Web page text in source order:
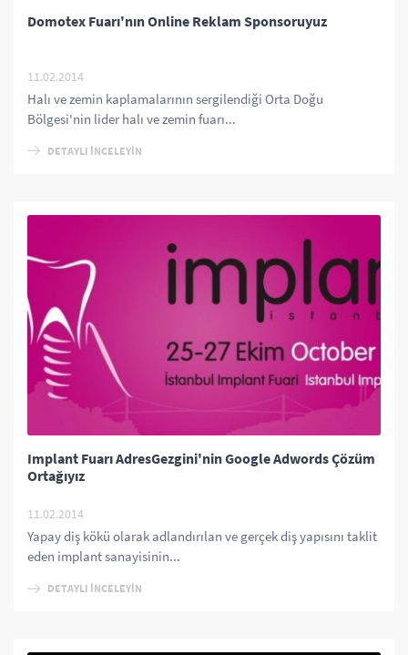
Domotex Fuarı'nın Online Reklam Sponsoruyuz
11.02.2014
Halı ve zemin kaplamalarının sergilendiği Orta Doğu
Bölgesi'nin lider halı ve zemin fuarı...
DETAYLI İNCELEYİN
Implant Fuarı AdresGezgini'nin Google Adwords Çözüm
Ortağıyız
11.02.2014
Yapay diş kökü olarak adlandırılan ve gerçek diş yapısını taklit
eden implant sanayisinin...
DETAYLI İNCELEYİN